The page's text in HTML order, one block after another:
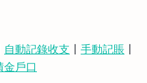
自動記錄收支 〡 手動記賬 〡
金戶口